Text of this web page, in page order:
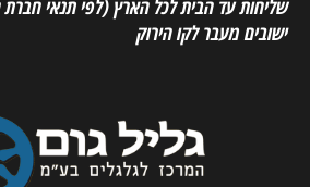
שליחות עד הבית לכל הארץ(לפי תנאי
ישובים מעבר לקו הירוק